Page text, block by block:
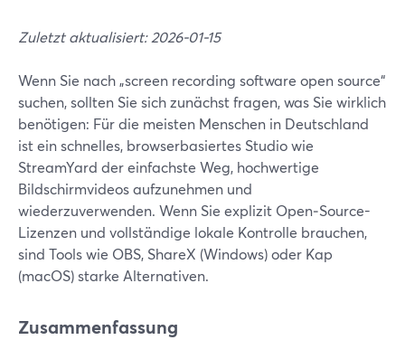
Zuletzt aktualisiert: 2026-01-15
Wenn Sie nach „screen recording software open source“
suchen, sollten Sie sich zunächst fragen, was Sie wirklich
benötigen: Für die meisten Menschen in Deutschland
ist ein schnelles, browserbasiertes Studio wie
StreamYard der einfachste Weg, hochwertige
Bildschirmvideos aufzunehmen und
wiederzuverwenden. Wenn Sie explizit Open‑Source-
Lizenzen und vollständige lokale Kontrolle brauchen,
sind Tools wie OBS, ShareX (Windows) oder Kap
(macOS) starke Alternativen.
Zusammenfassung